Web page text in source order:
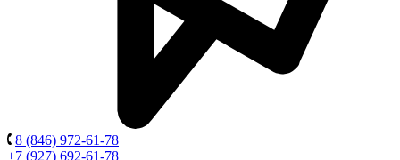
8 (846) 972-61-78
+7 (927) 692-61-78